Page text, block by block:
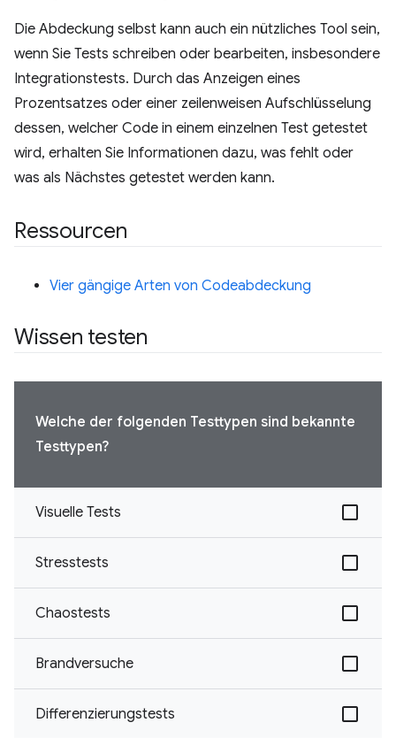
Die Abdeckung selbst kann auch ein nützliches Tool sein,
wenn Sie Tests schreiben oder bearbeiten, insbesondere
Integrationstests. Durch das Anzeigen eines
Prozentsatzes oder einer zeilenweisen Aufschlüsselung
dessen, welcher Code in einem einzelnen Test getestet
wird, erhalten Sie Informationen dazu, was fehlt oder
was als Nächstes getestet werden kann.
Ressourcen
Vier gängige Arten von Codeabdeckung
Wissen testen
Welche der folgenden Testtypen sind bekannte
Testtypen?
Visuelle Tests
Stresstests
Chaostests
Brandversuche
Differenzierungstests